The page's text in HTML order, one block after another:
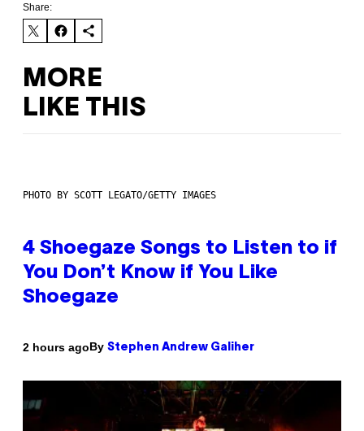
Share:
MORE
LIKE THIS
PHOTO BY SCOTT LEGATO/GETTY IMAGES
4 Shoegaze Songs to Listen to if
You Don’t Know if You Like
Shoegaze
2 hours agoBy Stephen Andrew Galiher